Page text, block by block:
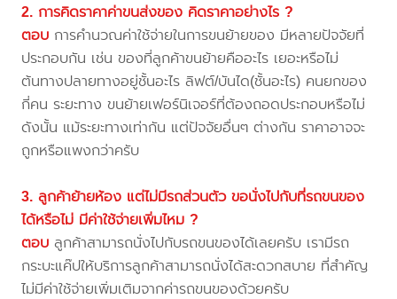
2. การคิดราคาค่าขนส่งของ คิดราคาอย่างไร ?
ตอบ การคำนวณค่าใช้จ่ายในการขนย้ายของ มีหลายปัจจัยที่
ประกอบกัน เช่น ของที่ลูกค้าขนย้ายคืออะไร เยอะหรือไม่
ต้นทางปลายทางอยู่ชั้นอะไร ลิฟต์/บันได(ชั้นอะไร) คนยกของ
กี่คน ระยะทาง ขนย้ายเฟอร์นิเจอร์ที่ต้องถอดประกอบหรือไม่
ดังนั้น แม้ระยะทางเท่ากัน แต่ปัจจัยอื่นๆ ต่างกัน ราคาอาจจะ
ถูกหรือแพงกว่าครับ
3. ลูกค้าย้ายห้อง แต่ไม่มีรถส่วนตัว ขอนั่งไปกับที่รถขนของ
ได้หรือไม่ มีค่าใช้จ่ายเพิ่มไหม ?
ตอบ ลูกค้าสามารถนั่งไปกับรถขนของได้เลยครับ เรามีรถ
กระบะแค๊ปให้บริการลูกค้าสามารถนั่งได้สะดวกสบาย ที่สำคัญ
ไม่มีค่าใช้จ่ายเพิ่มเติมจากค่ารถขนของด้วยครับ